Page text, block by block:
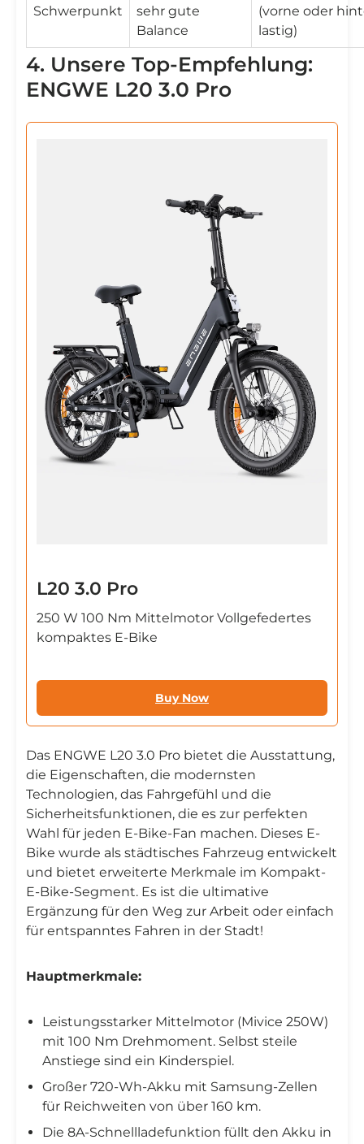
Schwerpunkt
sehr gute
Balance
(vorne oder
lastig)
4. Unsere Top-Empfehlung:
ENGWE L20 3.0 Pro
L20 3.0 Pro
250 W 100 Nm Mittelmotor Vollgefedertes
kompaktes E-Bike
Buy Now
Das ENGWE L20 3.0 Pro bietet die Ausstattung,
die Eigenschaften, die modernsten
Technologien, das Fahrgefühl und die
Sicherheitsfunktionen, die es zur perfekten
Wahl für jeden E-Bike-Fan machen. Dieses E-
Bike wurde als städtisches Fahrzeug entwickelt
und bietet erweiterte Merkmale im Kompakt-
E-Bike-Segment. Es ist die ultimative
Ergänzung für den Weg zur Arbeit oder einfach
für entspanntes Fahren in der Stadt!
Hauptmerkmale:
Leistungsstarker Mittelmotor (Mivice 250W)
mit 100 Nm Drehmoment. Selbst steile
Anstiege sind ein Kinderspiel.
Großer 720-Wh-Akku mit Samsung-Zellen
für Reichweiten von über 160 km.
Die 8A-Schnellladefunktion füllt den Akku in